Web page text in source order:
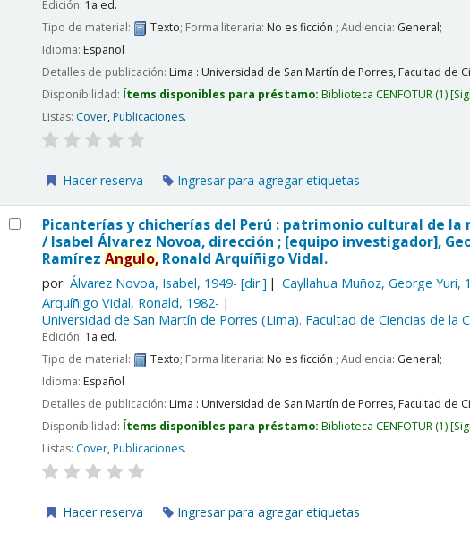
Edición: 1a ed.
Tipo de material:
Texto; Forma literaria:No es ficción ; Audiencia: General;
Idioma:Español
Detalles de publicación:Lima : Universidad de San Martín de Porres, Facultad de
Disponibilidad: Ítems disponibles para préstamo:Biblioteca CENFOTUR (1)
Listas: Cover,Publicaciones.
Hacer reserva Ingresar para agregar etiquetas
Picanterías y chicherías del Perú : patrimonio cultural de la
/Isabel Álvarez Novoa, dirección ; [equipo investigador],
RamírezAngulo, Ronald Arquíñigo Vidal.
por Álvarez Novoa, Isabel, 1949- [dir.] Cayllahua Muñoz, George Yuri,
Arquíñigo Vidal, Ronald, 1982-
Universidad de San Martín de Porres (Lima). Facultad de Ciencias de la
Edición: 1a ed.
Tipo de material:
Texto; Forma literaria:No es ficción ; Audiencia: General;
Idioma:Español
Detalles de publicación:Lima : Universidad de San Martín de Porres, Facultad de
Disponibilidad: Ítems disponibles para préstamo:Biblioteca CENFOTUR (1)
Listas: Cover,Publicaciones.
Hacer reserva Ingresar para agregar etiquetas